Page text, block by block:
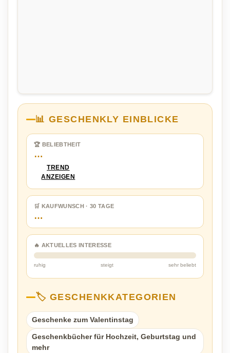
📊 GESCHENKLY EINBLICKE
🏆 BELIEBTHEIT
…
TREND
ANZEIGEN
🛒 KAUFWUNSCH · 30 TAGE
…
🔥 AKTUELLES INTERESSE
ruhig steigt sehr beliebt
🏷️ GESCHENKKATEGORIEN
Geschenke zum Valentinstag
Geschenkbücher für Hochzeit, Geburtstag und
mehr